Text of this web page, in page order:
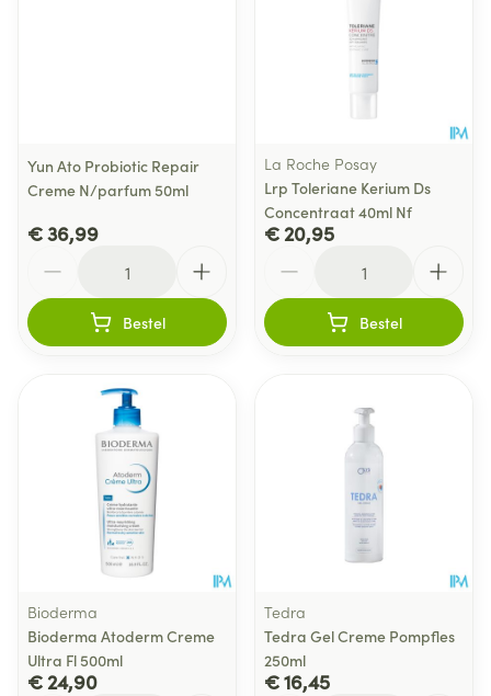
Yun Ato Probiotic Repair
Creme N/parfum 50ml
€ 36,99
Bestel
La Roche Posay
Lrp Toleriane Kerium Ds
Concentraat 40ml Nf
€ 20,95
Bestel
Bioderma
Bioderma Atoderm Creme
Ultra Fl 500ml
€ 24,90
Tedra
Tedra Gel Creme Pompfles
250ml
€ 16,45